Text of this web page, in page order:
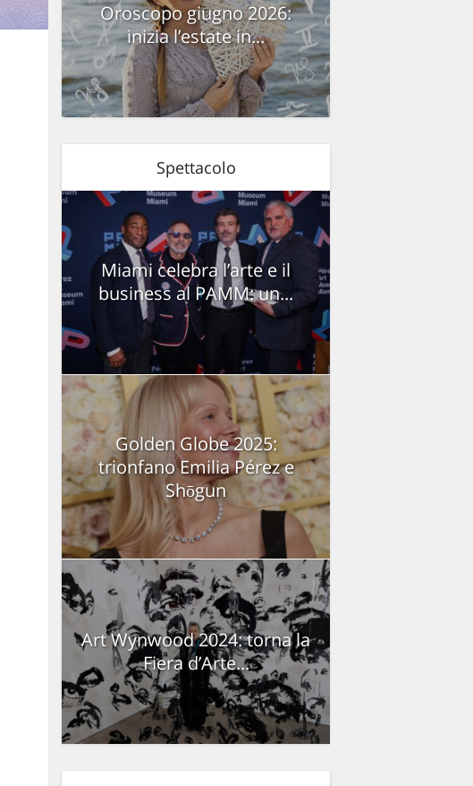
Oroscopo giugno 2026:
inizia l’estate in...
Spettacolo
Miami celebra l’arte e il
business al PAMM: un...
Golden Globe 2025:
trionfano Emilia Pérez e
Shōgun
Art Wynwood 2024: torna la
Fiera d’Arte...